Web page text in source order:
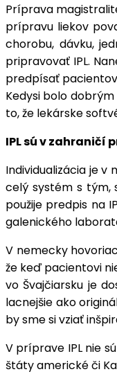
Príprava
prípravu liekov
chorobu, dávku,
pripravovať IPL.
predpísať
Kedysi bolo
to, že lekárske
IPL sú v zahraničí
Individualizácia je
celý systém s tým,
použije predpis na
galenického
V nemecky
že keď pacientovi
vo Švajčiarsku je
lacnejšie ako
by sme si vziať
V príprave IPL nie
štáty americké či